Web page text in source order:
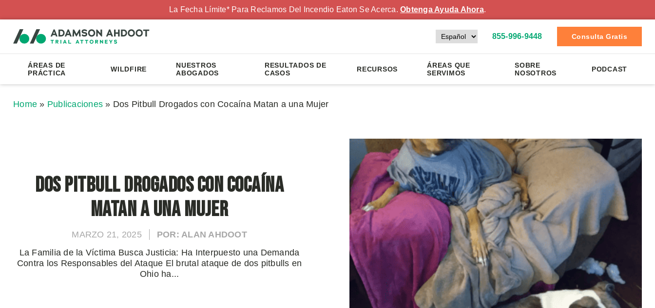
La Fecha Límite* Para Reclamos Del Incendio Eaton Se Acerca.Obtenga Ayuda Ahora.
855-996-9448 Consulta Gratis
ÁREAS DE
PRÁCTICA
WILDFIRE
NUESTROS
ABOGADOS
RESULTADOS DE
CASOS
RECURSOS
ÁREAS QUE
SERVIMOS
SOBRE
NOSOTROS
PODCAST
Home » Publicaciones » Dos Pitbull Drogados con Cocaína Matan a una Mujer
Dos Pitbull Drogados con Cocaína
Matan a una Mujer
MARZO 21, 2025
POR: ALAN AHDOOT
La Familia de la Víctima Busca Justicia: Ha Interpuesto una Demanda
Contra los Responsables del Ataque El brutal ataque de dos pitbulls en
Ohio ha...